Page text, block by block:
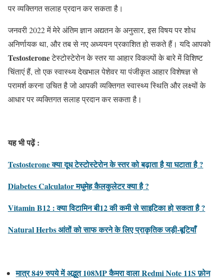
पर व्यक्तिगत सलाह प्रदान कर सकता है।
जनवरी 2022 में मेरे अंतिम ज्ञान अद्यतन के अनुसार, इस विषय पर शोध
अनिर्णायक था, और तब से नए अध्ययन प्रकाशित हो सकते हैं। यदि आपको
Testosteroneटेस्टोस्टेरोन के स्तर या आहार विकल्पों के बारे में विशिष्ट
चिंताएं हैं, तो एक स्वास्थ्य देखभाल पेशेवर या पंजीकृत आहार विशेषज्ञ से
परामर्श करना उचित है जो आपकी व्यक्तिगत स्वास्थ्य स्थिति और लक्ष्यों के
आधार पर व्यक्तिगत सलाह प्रदान कर सकता है।
यह भी पढ़ें :
Testosterone क्या दूध टेस्टोस्टेरोन के स्तर को बढ़ाता है या घटाता है ?
Diabetes Calculator मधुमेह कैलकुलेटर क्या है ?
Vitamin B12 : क्या विटामिन बी12 की कमी से साइटिका हो सकता है ?
Natural Herbs आंतों को साफ करने के लिए प्राकृतिक जड़ी-बूटियाँ
मात्र 849 रुपये में अद्भुत 108MP कैमरा वाला Redmi Note 11S फ़ोन